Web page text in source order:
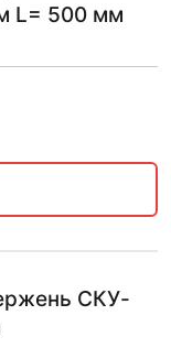
L= 500 мм
СКУ-